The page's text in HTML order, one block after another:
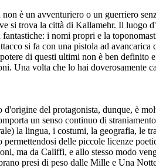
è un avventuriero o un guerriero
si trova la città di Kallamehr. Il luogo
i nomi propri e la
si fa con una pistola ad
di questi ultimi non è ben definito
Una volta che lo hai doverosamente
del protagonista, dunque, è
un senso continuo di
la lingua, i costumi, la geografia, le
permettendosi delle piccole licenze
ma da Califfi, e allo stesso modo
presi di peso dalle Mille e Una